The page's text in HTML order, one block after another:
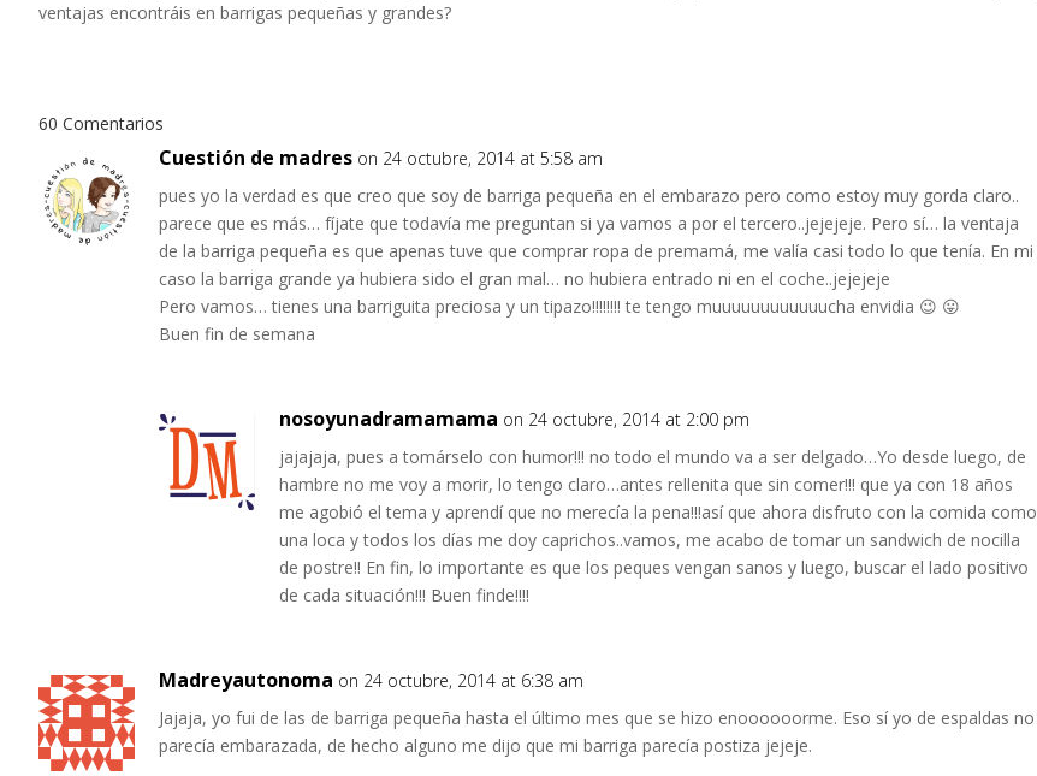
ventajas encontráis en barrigas pequeñas y grandes?
60 Comentarios
Cuestión de madres on 24 octubre, 2014 at 5:58 am
pues yo la verdad es que creo que soy de barriga pequeña en el embarazo pero como estoy muy gorda claro..
parece que es más… fíjate que todavía me preguntan si ya vamos a por el tercero..jejejeje. Pero sí… la ventaja
de la barriga pequeña es que apenas tuve que comprar ropa de premamá, me valía casi todo lo que tenía. En mi
caso la barriga grande ya hubiera sido el gran mal… no hubiera entrado ni en el coche..jejejeje
Pero vamos… tienes una barriguita preciosa y un tipazo!!!!!!!! te tengo muuuuuuuuuuuucha envidia 😉 😛
Buen fin de semana
nosoyunadramamama on 24 octubre, 2014 at 2:00 pm
jajajaja, pues a tomárselo con humor!!! no todo el mundo va a ser delgado…Yo desde luego, de
hambre no me voy a morir, lo tengo claro…antes rellenita que sin comer!!! que ya con 18 años
me agobió el tema y aprendí que no merecía la pena!!!así que ahora disfruto con la comida como
una loca y todos los días me doy caprichos..vamos, me acabo de tomar un sandwich de nocilla
de postre!! En fin, lo importante es que los peques vengan sanos y luego, buscar el lado positivo
de cada situación!!! Buen finde!!!!
Madreyautonoma on 24 octubre, 2014 at 6:38 am
Jajaja, yo fui de las de barriga pequeña hasta el último mes que se hizo enoooooorme. Eso sí yo de espaldas no
parecía embarazada, de hecho alguno me dijo que mi barriga parecía postiza jejeje.